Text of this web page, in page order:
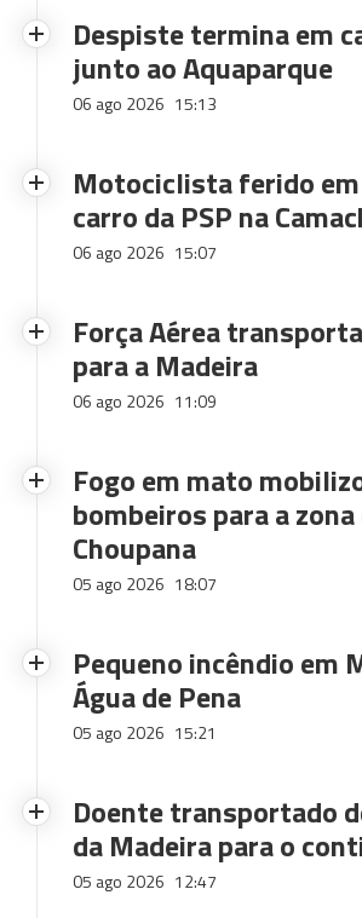
Despiste termina em
junto ao Aquaparque
06 ago 2026 15:13
Motociclista ferido
carro da PSP na
06 ago 2026 15:07
Força Aérea
para a Madeira
06 ago 2026 11:09
Fogo em mato
bombeiros para a zona
Choupana
05 ago 2026 18:07
Pequeno incêndio em
Água de Pena
05 ago 2026 15:21
Doente transportado
da Madeira para o
05 ago 2026 12:47